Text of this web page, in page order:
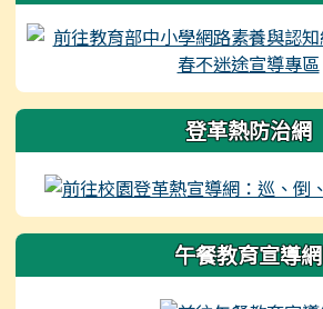
登革熱防治網
午餐教育宣導網